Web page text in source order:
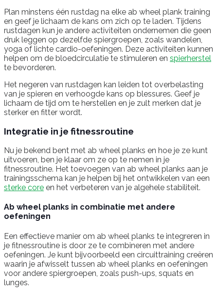
Plan minstens één rustdag na elke ab wheel plank training
en geef je lichaam de kans om zich op te laden. Tijdens
rustdagen kun je andere activiteiten ondernemen die geen
druk leggen op dezelfde spiergroepen, zoals wandelen,
yoga of lichte cardio-oefeningen. Deze activiteiten kunnen
helpen om de bloedcirculatie te stimuleren en spierherstel
te bevorderen.
Het negeren van rustdagen kan leiden tot overbelasting
van je spieren en verhoogde kans op blessures. Geef je
lichaam de tijd om te herstellen en je zult merken dat je
sterker en fitter wordt.
Integratie in je fitnessroutine
Nu je bekend bent met ab wheel planks en hoe je ze kunt
uitvoeren, ben je klaar om ze op te nemen in je
fitnessroutine. Het toevoegen van ab wheel planks aan je
trainingsschema kan je helpen bij het ontwikkelen van een
sterke core en het verbeteren van je algehele stabiliteit.
Ab wheel planks in combinatie met andere
oefeningen
Een effectieve manier om ab wheel planks te integreren in
je fitnessroutine is door ze te combineren met andere
oefeningen. Je kunt bijvoorbeeld een circuittraining creëren
waarin je afwisselt tussen ab wheel planks en oefeningen
voor andere spiergroepen, zoals push-ups, squats en
lunges.